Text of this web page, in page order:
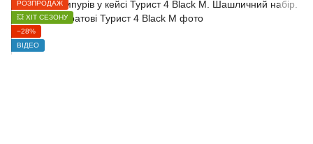
РОЗПРОДАЖ
💥 ХІТ СЕЗОНУ
−28%
ВІДЕО